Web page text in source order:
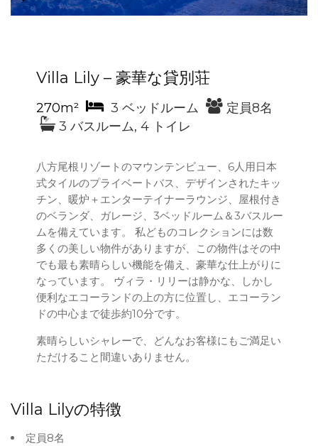
Villa Lily – 豪華な貸別荘
270m² 3 ベッドルーム
定員8名
3 バスルーム, 4 トイレ
八方尾根リゾートのマウンテンビュー、6人用日本
式タイルのプライベートバス、デザインされたキッ
チン、暖炉＋エンターテイナーラウンジ、屋根付き
のベランダ、ガレージ、3ベッドルーム＆3バスルー
ムを備えています。 私どものコレクションには数
多くの美しい物件がありますが、この物件はその中
でも最も素晴らしい機能を備え、豪華な仕上がりに
なっています。 ヴィラ・リリーは静かな、しかし
便利なエコーランドの上の方に位置し、エコーラン
ドの中心まで徒歩約10分です。
素晴らしいシャレーで、どんなお客様にもご満足い
ただけること間違いありません。
Villa Lilyの特徴
定員8名